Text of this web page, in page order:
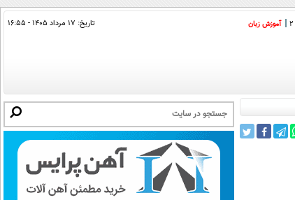
آموزش زبان تاریخ: ۱۷ مرداد ۱۴۰۵ - ۱۶:۵۵